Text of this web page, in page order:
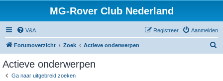
MG-Rover Club Nederland
V&A Aanmelden
Registreer
Forumoverzicht Zoek Actieve onderwerpen
Actieve onderwerpen
Ga naar uitgebreid zoeken